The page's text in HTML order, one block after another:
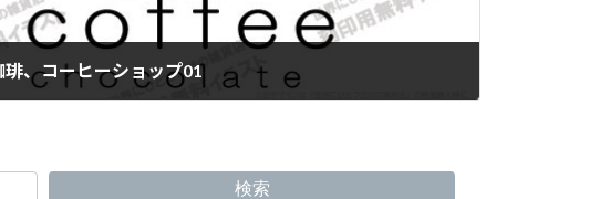
琲、コーヒーショップ01
検索